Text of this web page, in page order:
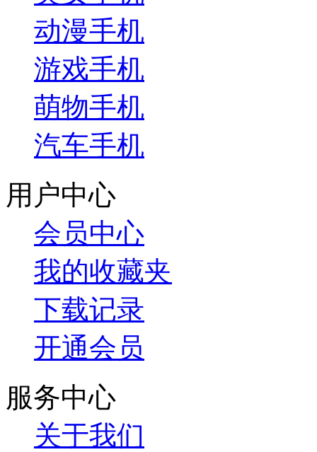
动漫手机
游戏手机
萌物手机
汽车手机
用户中心
会员中心
我的收藏夹
下载记录
开通会员
服务中心
关于我们